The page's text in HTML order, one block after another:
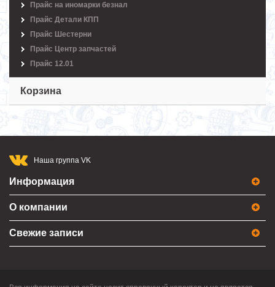
Прайс на иномарки безнал
Прайс Детали КПП
Прайс Шестерни
Прайс Центр запчастей
Прайс 12.01
Корзина
Наша группа VK
Информация
О компании
Свежие записи